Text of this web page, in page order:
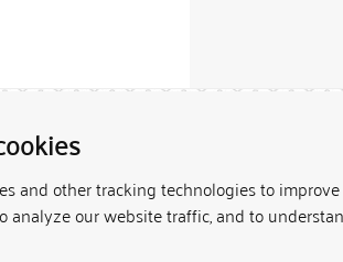
and other tracking technologies to
analyze our website traffic, and to